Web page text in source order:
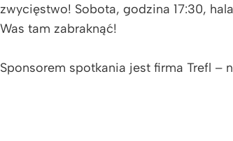
zwycięstwo! Sobota, godzina 17:30,
Was tam zabraknąć!
Sponsorem spotkania jest firma Trefl –